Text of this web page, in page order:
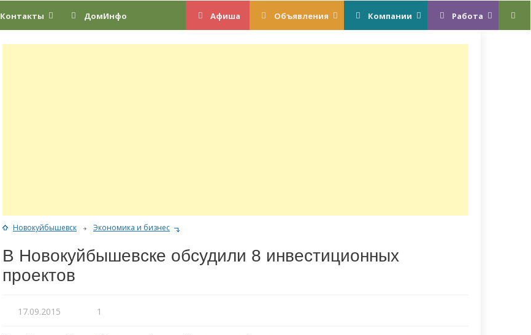
Контакты Работа
Компании
Объявления
Афиша
ДомИнфо
Новокуйбышевск Экономика и бизнес
В Новокуйбышевске обсудили 8 инвестиционных
проектов
17.09.2015 1